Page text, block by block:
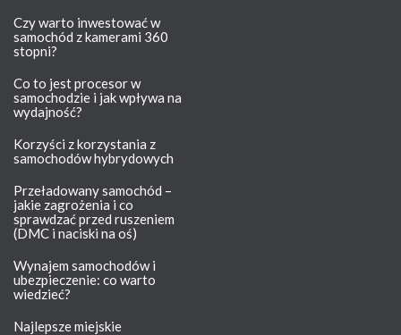
Czy warto inwestować w
samochód z kamerami 360
stopni?
Co to jest procesor w
samochodzie i jak wpływa na
wydajność?
Korzyści z korzystania z
samochodów hybrydowych
Przeładowany samochód –
jakie zagrożenia i co
sprawdzać przed ruszeniem
(DMC i naciski na oś)
Wynajem samochodów i
ubezpieczenie: co warto
wiedzieć?
Najlepsze miejskie